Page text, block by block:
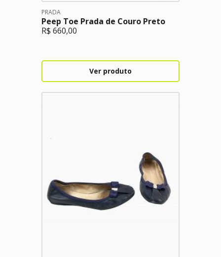
PRADA
Peep Toe Prada de Couro Preto
R$ 660,00
Ver produto